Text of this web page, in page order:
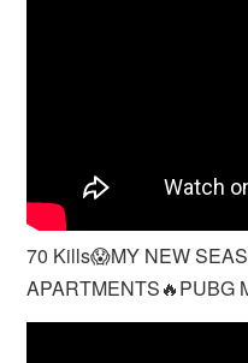
70 Kills😱MY NEW
APARTMENTS🔥PUBG